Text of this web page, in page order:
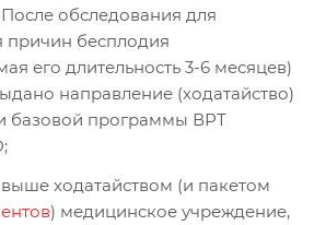
обследования для
причин бесплодия
его длительность 3-6 месяцев)
направление (ходатайство)
базовой программы ВРТ
ходатайством (и пакетом
) медицинское учреждение,